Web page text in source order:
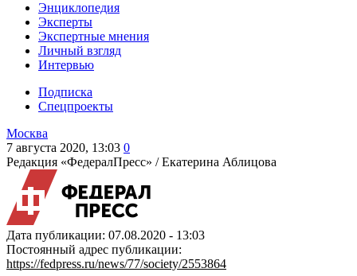
Энциклопедия
Эксперты
Экспертные мнения
Личный взгляд
Интервью
Подписка
Спецпроекты
Москва
7 августа 2020, 13:03 0
Редакция «ФедералПресс» /Екатерина Аблицова
Дата публикации: 07.08.2020 - 13:03
Постоянный адрес публикации:
https://fedpress.ru/news/77/society/2553864